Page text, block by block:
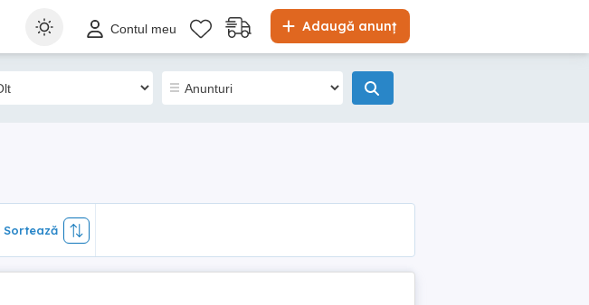
Adaugă anunț
Contul meu
Sortează
Sortează